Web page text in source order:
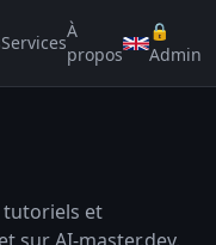
Services
À
propos
🔒
Admin
et